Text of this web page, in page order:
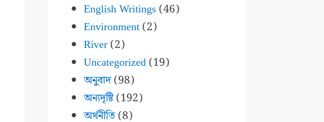
English Writings(46)
Environment(2)
River(2)
Uncategorized(19)
অনুবাদ(98)
অন্যদৃষ্টি(192)
অর্থনীতি(8)